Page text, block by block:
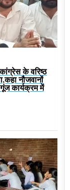
के वरिष्ठ
नौजवानों
कार्यक्रम में